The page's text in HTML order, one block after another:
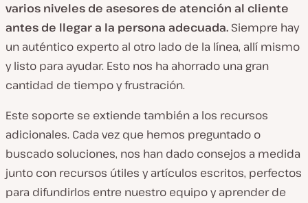
varios niveles de asesores de atención al cliente
antes de llegar a la persona adecuada. Siempre hay
un auténtico experto al otro lado de la línea, allí mismo
y listo para ayudar. Esto nos ha ahorrado una gran
cantidad de tiempo y frustración.
Este soporte se extiende también a los recursos
adicionales. Cada vez que hemos preguntado o
buscado soluciones, nos han dado consejos a medida
junto con recursos útiles y artículos escritos, perfectos
para difundirlos entre nuestro equipo y aprender de